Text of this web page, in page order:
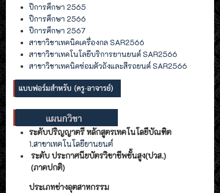
ปีการศึกษา 2565
ปีการศึกษา 2566
ปีการศึกษา 2567
สาขาวิชาเทคนิคเครื่องกล SAR2566
สาขาวิชาเทคโนโลยีบริการยานยนต์ SAR2566
สาขาวิชาเทคนิคซ่อมตัวถังและสีรถยนต์ SAR2566
ระดับปริญญาตรี หลักสูตรเทคโนโลยีบัณฑิต
1.สาขาเทคโนโลยียานยนต์
ระดับ ประกาศนียบัตรวิชาชีพชั้นสูง(ปวส.)
(ภาคปกติ)
ประเภทช่างอุตสาหกรรม